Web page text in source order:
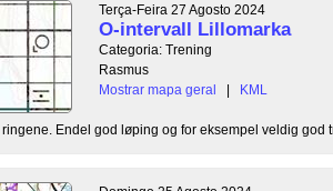
Terça-Feira 27 Agosto 2024
O-intervall Lillomarka
Categoria: Trening
Rasmus
Mostrar mapa geral
| KML
Endel god løping og for eksempel veldig god